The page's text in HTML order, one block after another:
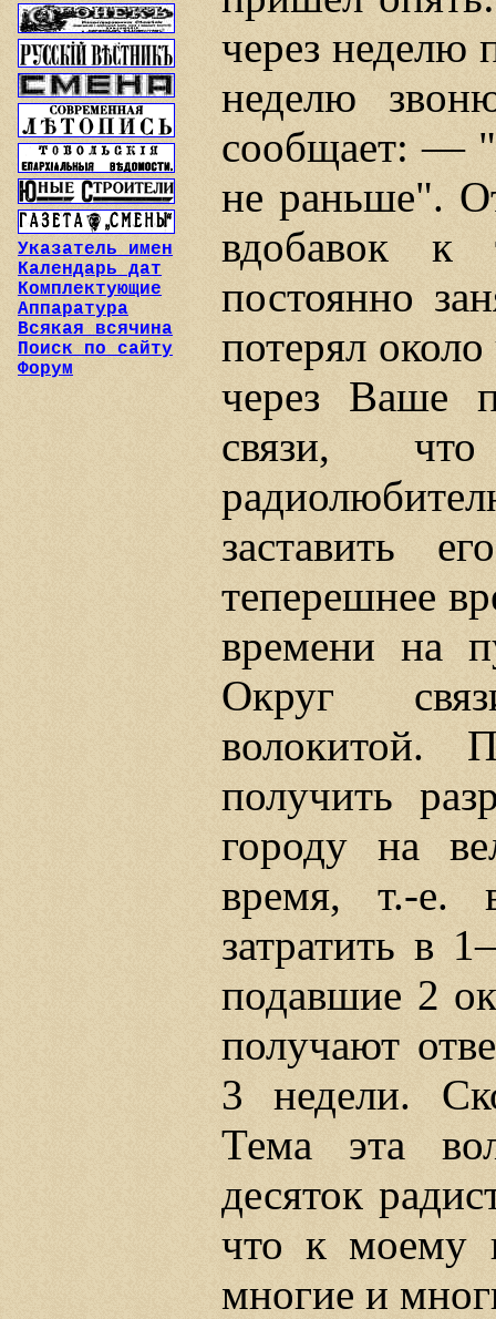
Указатель имен
Календарь дат
Комплектующие
Аппаратура
Всякая всячина
Поиск по сайту
Форум
через неделю
неделю
сообщает: —
не раньше".
вдобавок
постоянно
потерял
через Ваше
связи,
заставить
теперешнее
времени на
Округ
волокитой.
получить
городу на
время, т.-е.
затратить в
подавшие 2
получают
3 недели.
Тема эта
десяток
что к моему
многие и